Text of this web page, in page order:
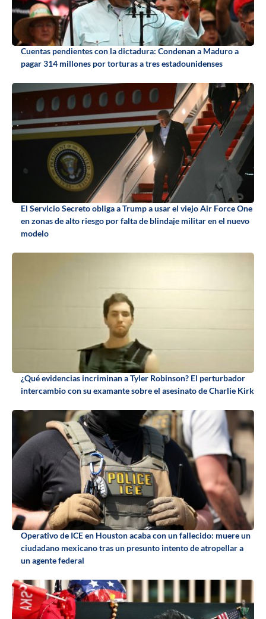
Cuentas pendientes con la dictadura: Condenan a Maduro a
pagar 314 millones por torturas a tres estadounidenses
El Servicio Secreto obliga a Trump a usar el viejo Air Force One
en zonas de alto riesgo por falta de blindaje militar en el nuevo
modelo
¿Qué evidencias incriminan a Tyler Robinson? El perturbador
intercambio con su examante sobre el asesinato de Charlie Kirk
Operativo de ICE en Houston acaba con un fallecido: muere un
ciudadano mexicano tras un presunto intento de atropellar a
un agente federal